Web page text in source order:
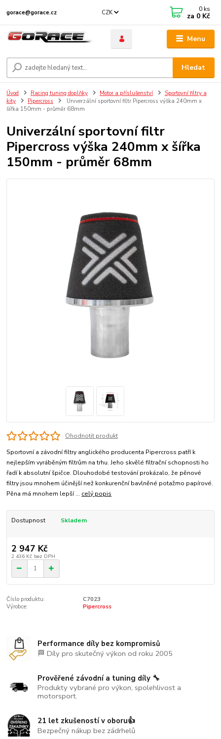
Menu
CZK
Hledat
gorace@gorace.cz 0 ks
za 0 Kč
Úvod Racing tuning doplňky Motor a příslušenství
Sportovní filtry a
kity
Pipercross
Univerzální sportovní filtr Pipercross výška 240mm x
šířka 150mm - průměr 68mm
Univerzální sportovní filtr
Pipercross výška 240mm x šířka
150mm - průměr 68mm
Ohodnotit produkt
Sportovní a závodní filtry anglického producenta Pipercross patří k
nejlepším vyráběným filtrům na trhu. Jeho skvělé filtrační schopnosti ho
řadí k absolutní špičce. Dlouhodobé testování prokázalo, že pěnové
filtry jsou mnohem účinější než konkurenční bavlněné potažmo papírové.
Pěna má mnohem lepší ... celý popis
Dostupnost Skladem
2 947 Kč
2 436 Kč bez DPH
Číslo produktu:
C7023
Výrobce:
Pipercross
Performance díly bez kompromisů
🏁 Díly pro skutečný výkon od roku 2005
Prověřené závodní a tuning díly 🔧
Produkty vybrané pro výkon, spolehlivost a
motorsport.
21 let zkušeností v oboru👍
Bezpečný nákup bez zádrhelů